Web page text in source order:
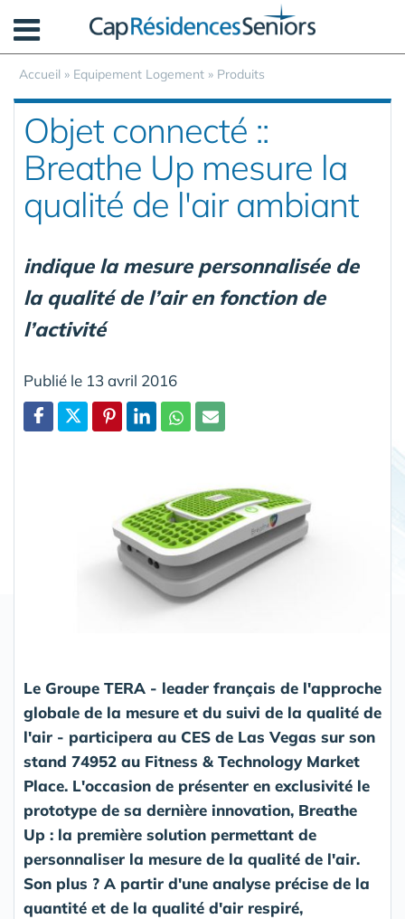
Accueil » Equipement Logement » Produits
Objet connecté ::
Breathe Up mesure la
qualité de l'air ambiant
indique la mesure personnalisée de
la qualité de l’air en fonction de
l’activité
Publié le 13 avril 2016
Le Groupe TERA - leader français de l'approche
globale de la mesure et du suivi de la qualité de
l'air - participera au CES de Las Vegas sur son
stand 74952 au Fitness & Technology Market
Place. L'occasion de présenter en exclusivité le
prototype de sa dernière innovation, Breathe
Up : la première solution permettant de
personnaliser la mesure de la qualité de l'air.
Son plus ? A partir d'une analyse précise de la
quantité et de la qualité d'air respiré,
Panneau de gestion des cookies